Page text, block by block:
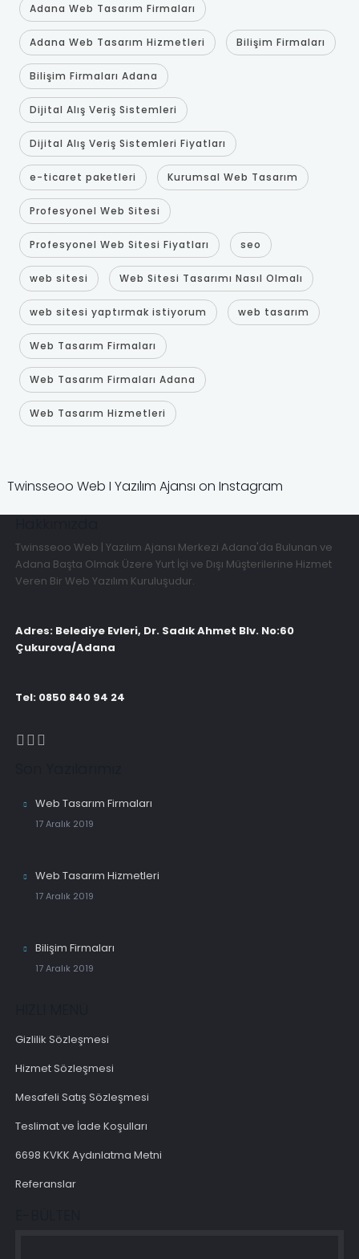
Adana Web Tasarım Firmaları
Adana Web Tasarım Hizmetleri Bilişim Firmaları
Bilişim Firmaları Adana
Dijital Alış Veriş Sistemleri
Dijital Alış Veriş Sistemleri Fiyatları
e-ticaret paketleri Kurumsal Web Tasarım
Profesyonel Web Sitesi
Profesyonel Web Sitesi Fiyatları seo
web sitesi Web Sitesi Tasarımı Nasıl Olmalı
web sitesi yaptırmak istiyorum web tasarım
Web Tasarım Firmaları
Web Tasarım Firmaları Adana
Web Tasarım Hizmetleri
Twinsseoo Web I Yazılım Ajansı on Instagram
Twinsseoo Web | Yazılım Ajansı Merkezi Adana'da Bulunan ve
Adana Başta Olmak Üzere Yurt İçi ve Dışı Müşterilerine Hizmet
Veren Bir Web Yazılım Kuruluşudur.
Adres: Belediye Evleri, Dr. Sadık Ahmet Blv. No:60
Çukurova/Adana
Tel: 0850 840 94 24
Web Tasarım Firmaları
17 Aralık 2019
Web Tasarım Hizmetleri
17 Aralık 2019
Bilişim Firmaları
17 Aralık 2019
Gizlilik Sözleşmesi
Hizmet Sözleşmesi
Mesafeli Satış Sözleşmesi
Teslimat ve İade Koşulları
6698 KVKK Aydınlatma Metni
Referanslar